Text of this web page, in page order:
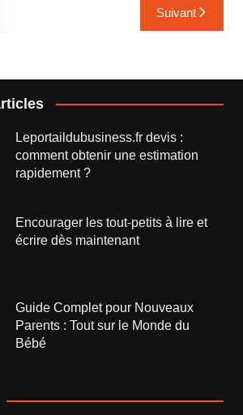
Suivant
Leportaildubusiness.fr devis :
comment obtenir une estimation
rapidement ?
Encourager les tout-petits à lire et
écrire dès maintenant
Guide Complet pour Nouveaux
Parents : Tout sur le Monde du
Bébé